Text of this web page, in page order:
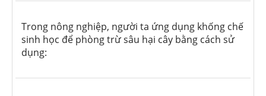
Trong nông nghiệp, người ta ứng dụng khống chế
sinh học để phòng trừ sâu hại cây bằng cách sử
dụng: